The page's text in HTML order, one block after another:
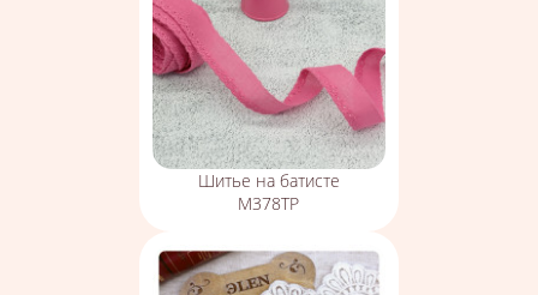
Шитье на батисте
М378ТР